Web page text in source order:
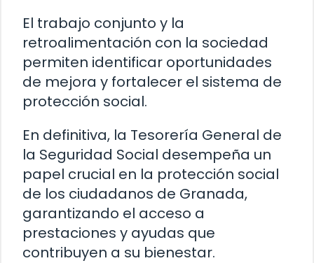
El trabajo conjunto y la
retroalimentación con la sociedad
permiten identificar oportunidades
de mejora y fortalecer el sistema de
protección social.
En definitiva, la Tesorería General de
la Seguridad Social desempeña un
papel crucial en la protección social
de los ciudadanos de Granada,
garantizando el acceso a
prestaciones y ayudas que
contribuyen a su bienestar.